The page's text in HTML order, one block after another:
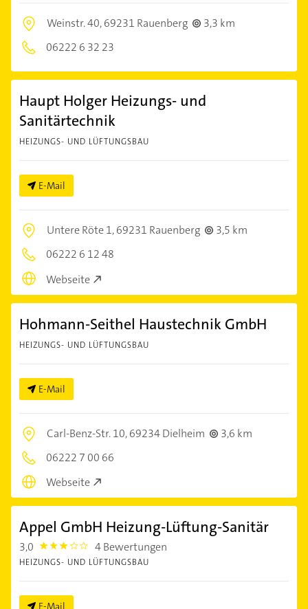
Weinstr. 40,69231 Rauenberg
3,3 km
06222 6 32 23
Haupt Holger Heizungs- und
Sanitärtechnik
HEIZUNGS- UND LÜFTUNGSBAU
E-Mail
Untere Röte 1,69231 Rauenberg
3,5 km
06222 6 12 48
Webseite
Hohmann-Seithel Haustechnik GmbH
HEIZUNGS- UND LÜFTUNGSBAU
E-Mail
Carl-Benz-Str. 10,69234 Dielheim
3,6 km
06222 7 00 66
Webseite
Appel GmbH Heizung-Lüftung-Sanitär
3,0 3.0 4 Bewertungen
HEIZUNGS- UND LÜFTUNGSBAU